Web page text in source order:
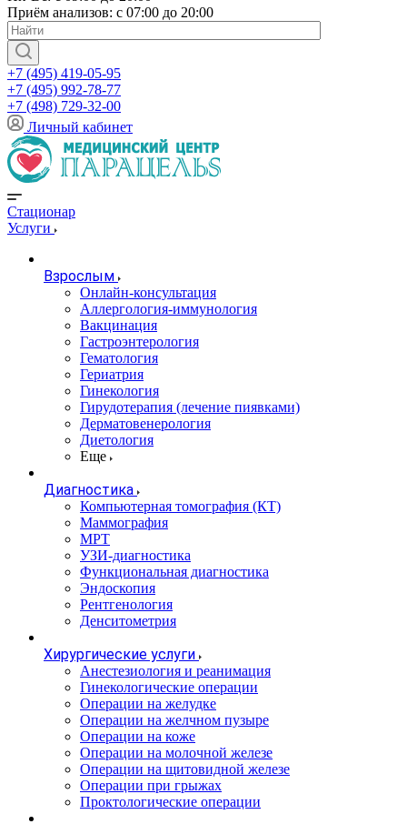
Приём анализов: с 07:00 до 20:00
+7 (495) 419-05-95
+7 (495) 992-78-77
+7 (498) 729-32-00
Личный кабинет
Стационар
Услуги
Взрослым
Онлайн-консультация
Аллергология-иммунология
Вакцинация
Гастроэнтерология
Гематология
Гериатрия
Гинекология
Гирудотерапия (лечение пиявками)
Дерматовенерология
Диетология
Еще
Диагностика
Компьютерная томография (КТ)
Маммография
МРТ
УЗИ-диагностика
Функциональная диагностика
Эндоскопия
Рентгенология
Денситометрия
Хирургические услуги
Анестезиология и реанимация
Гинекологические операции
Операции на желудке
Операции на желчном пузыре
Операции на коже
Операции на молочной железе
Операции на щитовидной железе
Операции при грыжах
Проктологические операции